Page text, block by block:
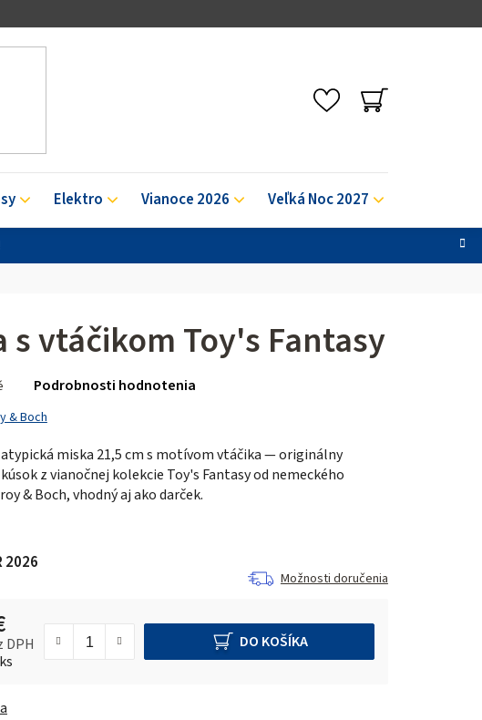
NÁKUPNÝ
KOŠÍK
Elektro Vianoce 2026 Veľká Noc 2027
s vtáčikom Toy's Fantasy
Podrobnosti hodnotenia
& Boch
miska 21,5 cm s motívom vtáčika — originálny
z vianočnej kolekcie Toy's Fantasy od nemeckého
& Boch, vhodný aj ako darček.
2026
Možnosti doručenia
DPH
DO KOŠÍKA